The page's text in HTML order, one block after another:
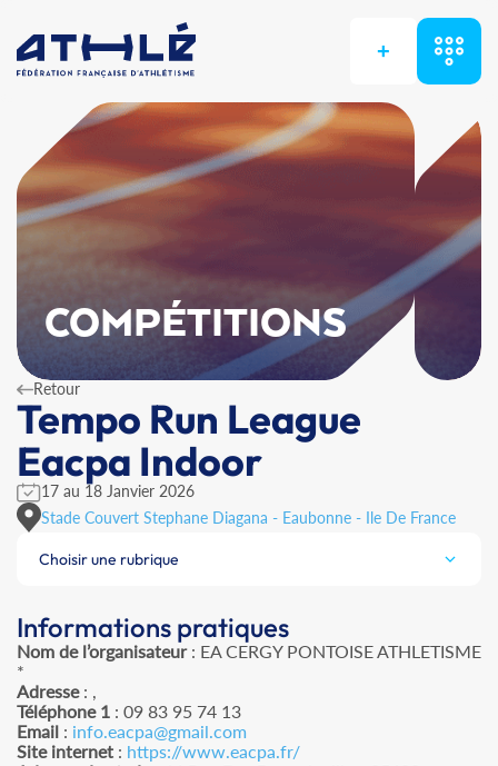
+
COMPÉTITIONS
Retour
Tempo Run League
Eacpa Indoor
17 au 18 Janvier 2026
Stade Couvert Stephane Diagana - Eaubonne - Ile De France
Choisir une rubrique
Informations pratiques
Nom de l’organisateur: EA CERGY PONTOISE ATHLETISME
*
Adresse: ,
Téléphone 1 : 09 83 95 74 13
Email : info.eacpa@gmail.com
Site internet : https://www.eacpa.fr/